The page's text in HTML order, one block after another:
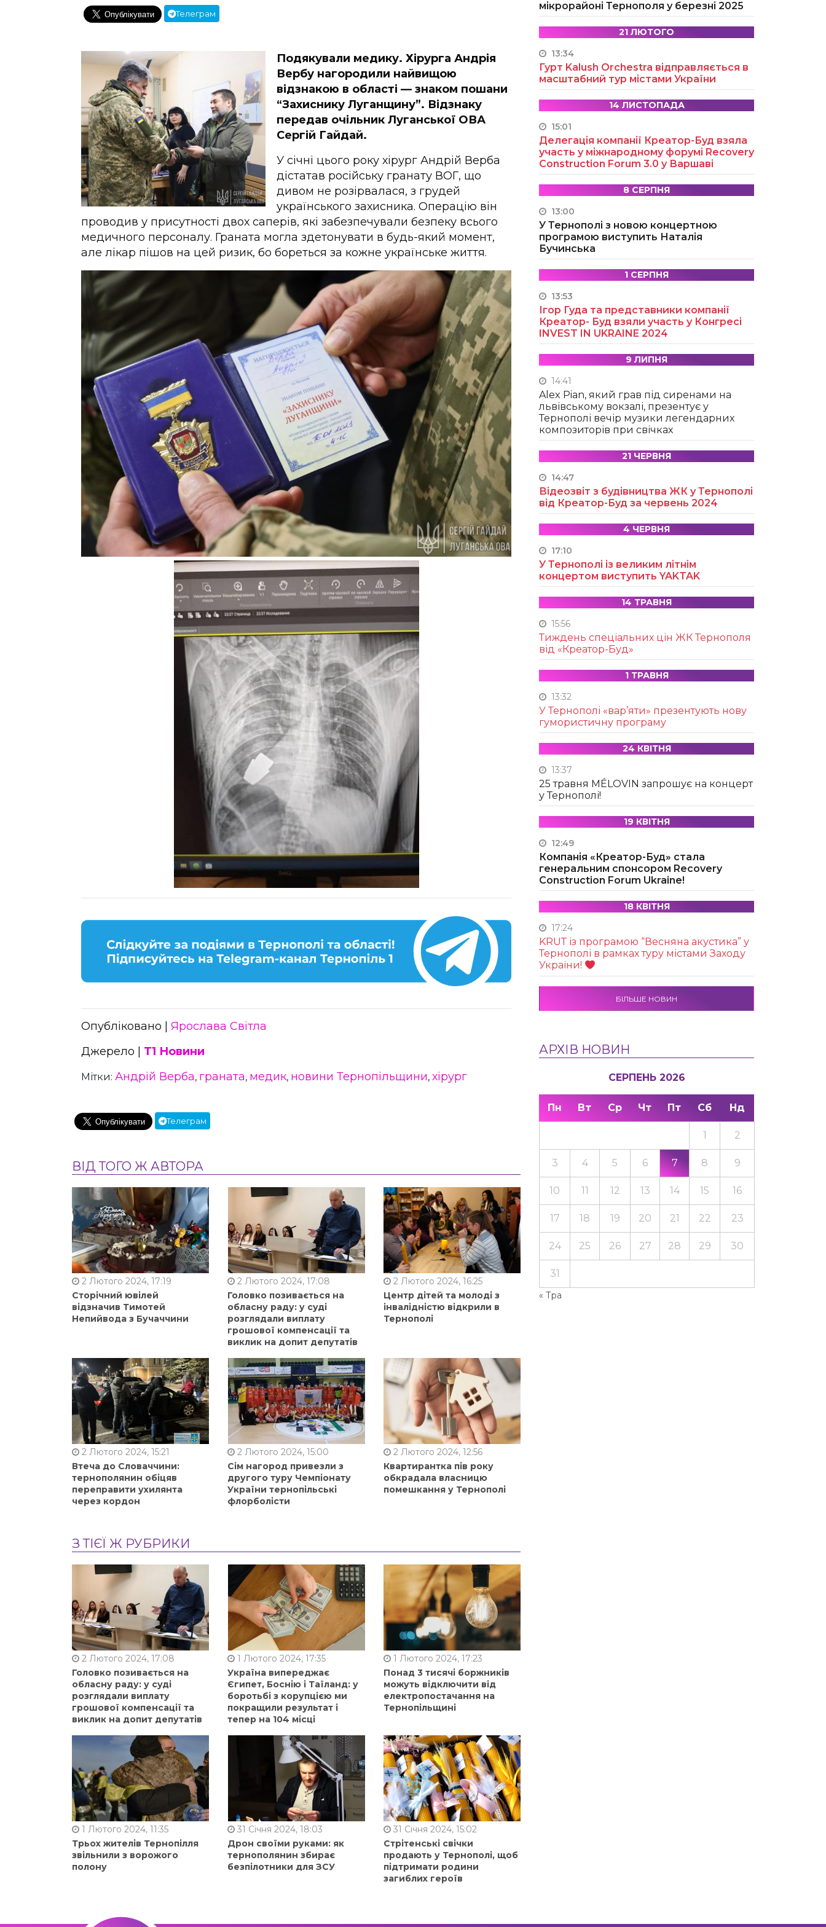
Телеграм
Подякували медику. Хірурга Андрія
Вербу нагородили найвищою
відзнакою в області — знаком пошани
“Захиснику Луганщину”. Відзнаку
передав очільник Луганської ОВА
Сергій Гайдай.
У січні цього року хірург Андрій Верба
дістатав російську гранату ВОГ, що
дивом не розірвалася, з грудей
українського захисника. Операцію він
проводив у присутності двох саперів, які забезпечували безпеку всього
медичного персоналу. Граната могла здетонувати в будь-який момент,
але лікар пішов на цей ризик, бо бореться за кожне українське життя.
Опубліковано | Ярослава Світла
Джерело | Т1 Новини
Мітки: Андрій Верба, граната, медик, новини Тернопільщини, хірург
Телеграм
ВІД ТОГО Ж АВТОРА
2 Лютого 2024, 17:19
Сторічний ювілей
відзначив Тимотей
Непийвода з Бучаччини
2 Лютого 2024, 17:08
Головко позивається на
обласну раду: у суді
розглядали виплату
грошової компенсації та
виклик на допит депутатів
2 Лютого 2024, 16:25
Центр дітей та молоді з
інвалідністю відкрили в
Тернополі
2 Лютого 2024, 15:21
Втеча до Словаччини:
тернополянин обіцяв
переправити ухилянта
через кордон
2 Лютого 2024, 15:00
Сім нагород привезли з
другого туру Чемпіонату
України тернопільські
флорболісти
2 Лютого 2024, 12:56
Квартирантка пів року
обкрадала власницю
помешкання у Тернополі
З ТІЄЇ Ж РУБРИКИ
2 Лютого 2024, 17:08
Головко позивається на
обласну раду: у суді
розглядали виплату
грошової компенсації та
виклик на допит депутатів
1 Лютого 2024, 17:35
Україна випереджає
Єгипет, Боснію і Таїланд: у
боротьбі з корупцією ми
покращили результат і
тепер на 104 місці
1 Лютого 2024, 17:23
Понад 3 тисячі боржників
можуть відключити від
електропостачання на
Тернопільщині
1 Лютого 2024, 11:35
Трьох жителів Тернопілля
звільнили з ворожого
полону
31 Січня 2024, 18:03
Дрон своїми руками: як
тернополянин збирає
безпілотники для ЗСУ
31 Січня 2024, 15:02
Стрітенські свічки
продають у Тернополі, щоб
підтримати родини
загиблих героїв
мікрорайоні Тернополя у березні 2025
21 ЛЮТОГО
13:34
Гурт Kalush Orchestra відправляється в
масштабний тур містами України
14 ЛИСТОПАДА
15:01
Делегація компанії Креатор-Буд взяла
участь у міжнародному форумі Recovery
Construction Forum 3.0 у Варшаві
8 СЕРПНЯ
13:00
У Тернополі з новою концертною
програмою виступить Наталія
Бучинська
1 СЕРПНЯ
13:53
Ігор Гуда та представники компанії
Креатор- Буд взяли участь у Конгресі
INVEST IN UKRAINE 2024
9 ЛИПНЯ
14:41
Alex Pian, який грав під сиренами на
львівському вокзалі, презентує у
Тернополі вечір музики легендарних
композиторів при свічках
21 ЧЕРВНЯ
14:47
Відеозвіт з будівництва ЖК у Тернополі
від Креатор-Буд за червень 2024
4 ЧЕРВНЯ
17:10
У Тернополі із великим літнім
концертом виступить YAKTAK
14 ТРАВНЯ
15:56
Тиждень спеціальних цін ЖК Тернополя
від «Креатор-Буд»
1 ТРАВНЯ
13:32
У Тернополі «вар’яти» презентують нову
гумористичну програму
24 КВІТНЯ
13:37
25 травня MÉLOVIN запрошує на концерт
у Тернополі!
19 КВІТНЯ
12:49
Компанія «Креатор-Буд» стала
генеральним спонсором Recovery
Construction Forum Ukraine!
18 КВІТНЯ
17:24
KRUТ із програмою “Весняна акустика” у
Тернополі в рамках туру містами Заходу
України!
БІЛЬШЕ НОВИН
АРХІВ НОВИН
СЕРПЕНЬ 2026
Пн Вт Ср Чт Пт Сб Нд
« Тра
1 2
3 4 5 6 7 8 9
10 11 12 13 14 15 16
17 18 19 20 21 22 23
24 25 26 27 28 29 30
31